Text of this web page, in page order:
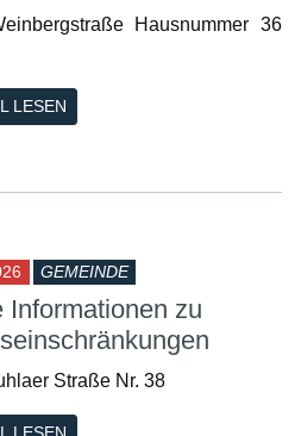
Hausnummer 36
LESEN
GEMEINDE
Informationen zu
Straße Nr. 38